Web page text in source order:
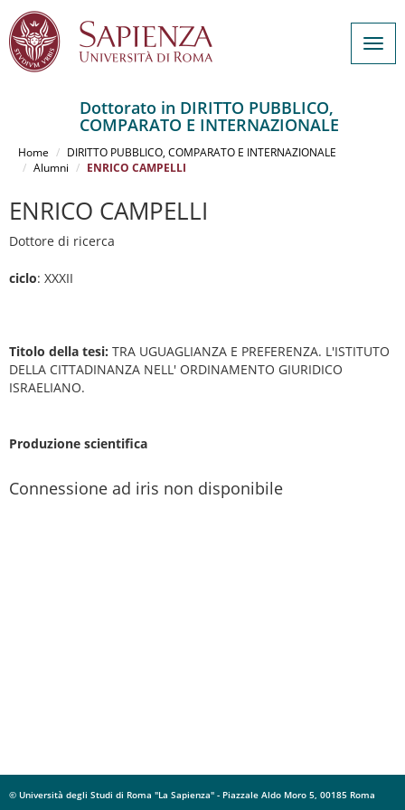
contenuto
Dottorato in DIRITTO PUBBLICO,
COMPARATO E INTERNAZIONALE
Home
DIRITTO PUBBLICO, COMPARATO E INTERNAZIONALE
Alumni
ENRICO CAMPELLI
ENRICO CAMPELLI
Dottore di ricerca
ciclo: XXXII
Titolo della tesi: TRA UGUAGLIANZA E PREFERENZA. L'ISTITUTO
DELLA CITTADINANZA NELL' ORDINAMENTO GIURIDICO
ISRAELIANO.
Produzione scientifica
Connessione ad iris non disponibile
© Università degli Studi di Roma "La Sapienza" - Piazzale Aldo Moro 5, 00185 Roma